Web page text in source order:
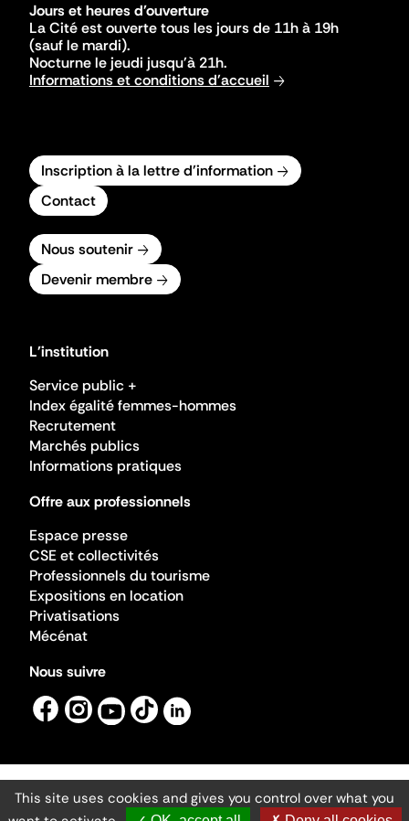
Jours et heures d'ouverture
La Cité est ouverte tous les jours de 11h à 19h
(sauf le mardi).
Nocturne le jeudi jusqu'à 21h.
Informations et conditions d'accueil
Inscription à la lettre d'information
Contact
Nous soutenir
Devenir membre
L'institution
Service public +
Index égalité femmes-hommes
Recrutement
Marchés publics
Informations pratiques
Offre aux professionnels
Espace presse
CSE et collectivités
Professionnels du tourisme
Expositions en location
Privatisations
Mécénat
Nous suivre
Mentions légales
Gestion des cookies
This site uses cookies and gives you control over what you